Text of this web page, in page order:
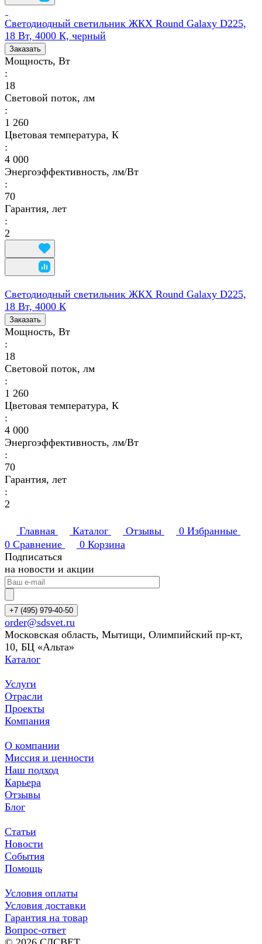
Светодиодный светильник ЖКХ Round Galaxy D225,
18 Вт, 4000 К, черный
Заказать
Мощность, Вт
:
18
Световой поток, лм
:
1 260
Цветовая температура, К
:
4 000
Энергоэффективность, лм/Вт
:
70
Гарантия, лет
:
2
Светодиодный светильник ЖКХ Round Galaxy D225,
18 Вт, 4000 К
Заказать
Мощность, Вт
:
18
Световой поток, лм
:
1 260
Цветовая температура, К
:
4 000
Энергоэффективность, лм/Вт
:
70
Гарантия, лет
:
2
Главная Каталог Отзывы 0 Избранные
0 Сравнение 0 Корзина
Подписаться
на новости и акции
+7 (495) 979-40-50
order@sdsvet.ru
Московская область, Мытищи, Олимпийский пр-кт,
10, БЦ «Альта»
Каталог
Услуги
Отрасли
Проекты
Компания
О компании
Миссия и ценности
Наш подход
Карьера
Отзывы
Блог
Статьи
Новости
События
Помощь
Условия оплаты
Условия доставки
Гарантия на товар
Вопрос-ответ